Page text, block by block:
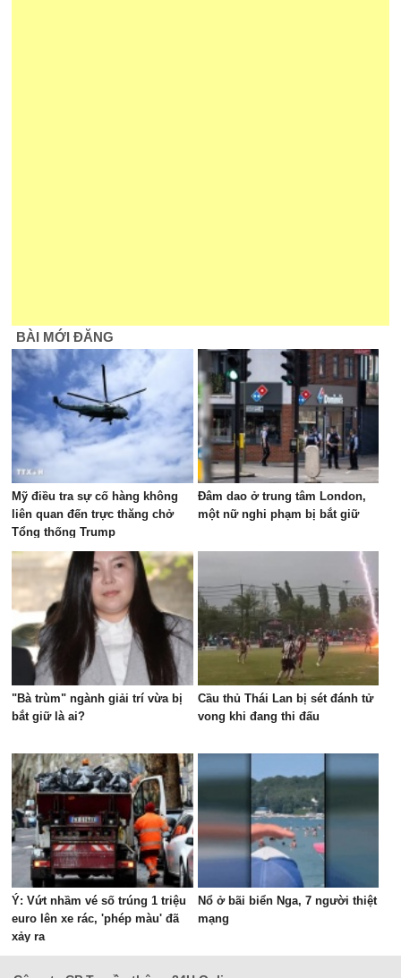
BÀI MỚI ĐĂNG
Mỹ điều tra sự cố hàng không
liên quan đến trực thăng chở
Tổng thống Trump
Đâm dao ở trung tâm London,
một nữ nghi phạm bị bắt giữ
"Bà trùm" ngành giải trí vừa bị
bắt giữ là ai?
Cầu thủ Thái Lan bị sét đánh tử
vong khi đang thi đấu
Ý: Vứt nhầm vé số trúng 1 triệu
euro lên xe rác, 'phép màu' đã
xảy ra
Nổ ở bãi biển Nga, 7 người thiệt
mạng